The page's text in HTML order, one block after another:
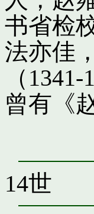
书省检
法亦佳
（
曾有《
14世